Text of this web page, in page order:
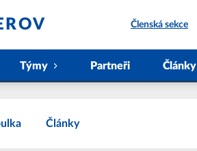
Členská sekce
Týmy Partneři Články
Články